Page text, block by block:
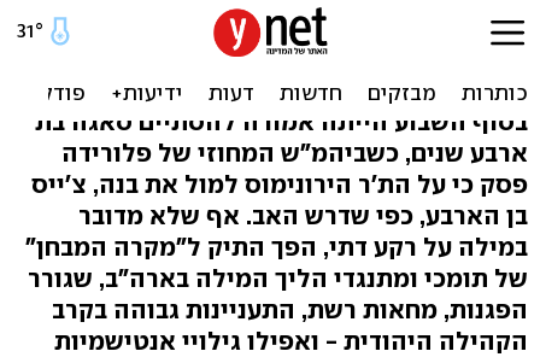
פלורידה: ביהמ"ש חייב אם
למול את בנה - והיא נמלטה
בסוף השבוע הייתה אמורה להסתיים סאגה בת
ארבע שנים, כשביהמ"ש המחוזי של פלורידה
פסק כי על הת'ר הירונימוס למול את בנה, צ'ייס
בן הארבע, כפי שדרש האב. אף שלא מדובר
במילה על רקע דתי, הפך התיק ל"מקרה המבחן"
של תומכי ומתנגדי הליך המילה בארה"ב, שגורר
הפגנות, מחאות רשת, התעניינות גבוהה בקרב
הקהילה היהודית - ואפילו גילויי אנטישמיות